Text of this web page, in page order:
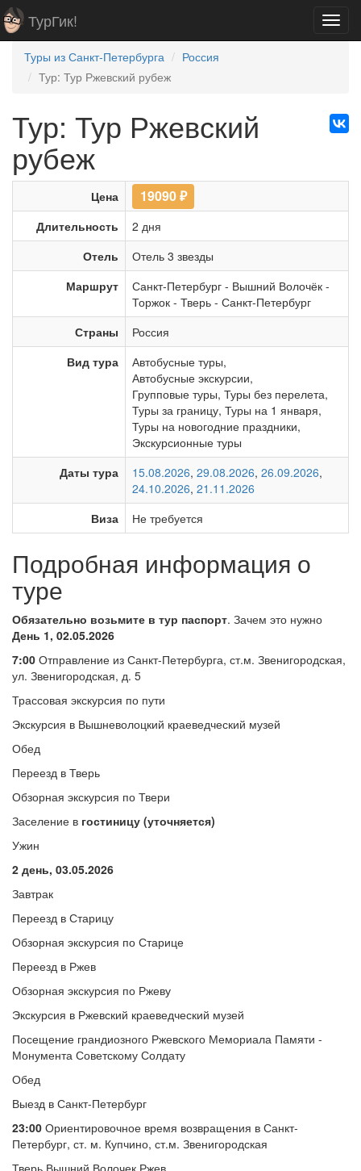
ТурГик!
Туры из Санкт-Петербурга
Россия
Тур: Тур Ржевский рубеж
Тур: Тур Ржевский
рубеж
Цена 19090₽
Длительность
2 дня
Отель
Отель 3 звезды
Маршрут
Санкт-Петербург - Вышний Волочёк -
Торжок - Тверь - Санкт-Петербург
Страны
Россия
Вид тура
Автобусные туры,
Автобусные экскурсии,
Групповые туры, Туры без перелета,
Туры за границу, Туры на 1 января,
Туры на новогодние праздники,
Экскурсионные туры
Даты тура
15.08.2026, 29.08.2026, 26.09.2026,
24.10.2026, 21.11.2026
Виза
Не требуется
Подробная информация о
туре
Обязательно возьмите в тур паспорт. Зачем это нужно
День 1, 02.05.2026
7:00 Отправление из Санкт-Петербурга, ст.м. Звенигородская,
ул. Звенигородская, д. 5
Трассовая экскурсия по пути
Экскурсия в Вышневолоцкий краеведческий музей
Обед
Переезд в Тверь
Обзорная экскурсия по Твери
Заселение в гостиницу (уточняется)
Ужин
2 день, 03.05.2026
Завтрак
Переезд в Старицу
Обзорная экскурсия по Старице
Переезд в Ржев
Обзорная экскурсия по Ржеву
Экскурсия в Ржевский краеведческий музей
Посещение грандиозного Ржевского Мемориала Памяти -
Монумента Советскому Солдату
Обед
Выезд в Санкт-Петербург
23:00 Ориентировочное время возвращения в Санкт-
Петербург, ст. м. Купчино, ст.м. Звенигородская
Тверь Вышний Волочек Ржев